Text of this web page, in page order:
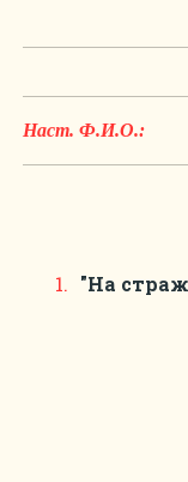
Наст. Ф.И.О.:
"На